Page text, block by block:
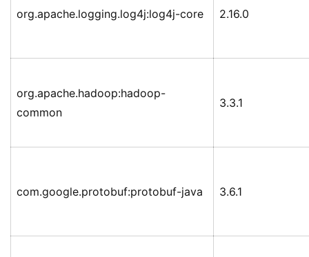
org.apache.logging.log4j:log4j-core 2.16.0
org.apache.hadoop:hadoop-
common
3.3.1
com.google.protobuf:protobuf-java 3.6.1